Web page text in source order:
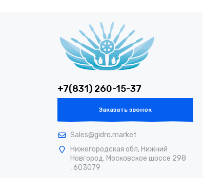
+7(831) 260-15-37
Заказать звонок
Sales@gidro.market
Нижегородская обл, Нижний
Новгород, Московское шоссе 298
, 603079